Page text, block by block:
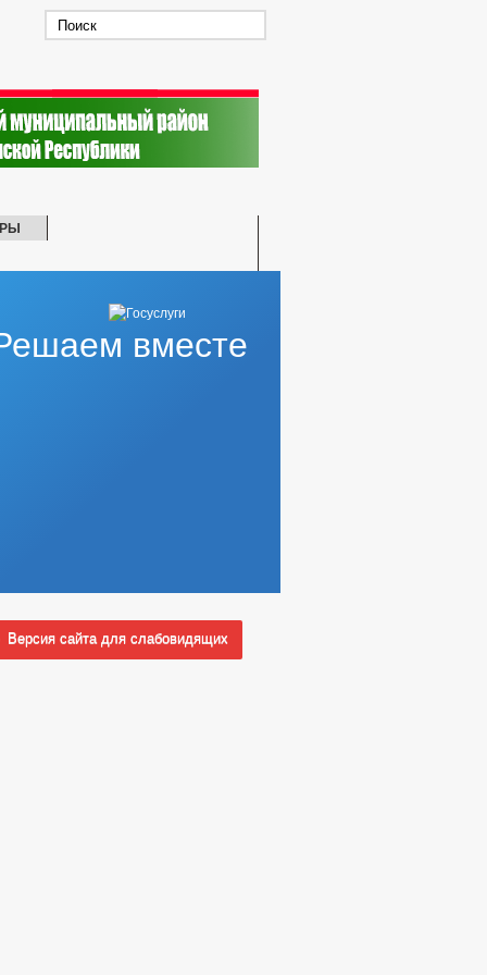
вместе
Версия сайта для слабовидящих